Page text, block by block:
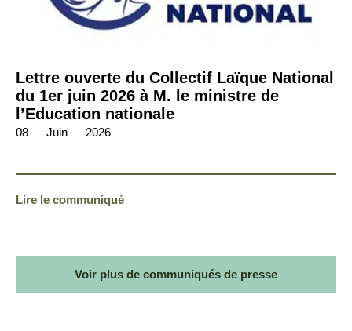
Lettre ouverte du Collectif Laïque National
du 1er juin 2026 à M. le ministre de
l’Education nationale
08 — Juin — 2026
Lire le communiqué
Voir plus de communiqués de presse